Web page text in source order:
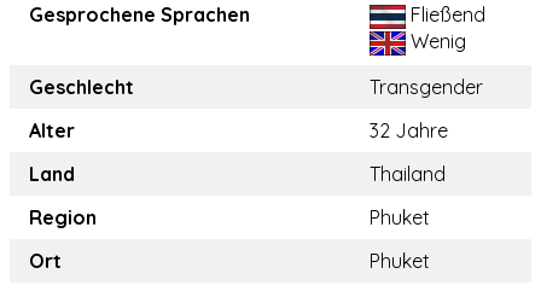
Gesprochene Sprachen
Fließend
Wenig
Geschlecht
Transgender
Alter
32 Jahre
Land
Thailand
Region
Phuket
Ort
Phuket